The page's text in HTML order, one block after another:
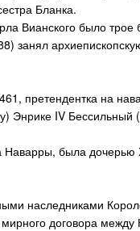
Бланка.
Вианского было
занял
претендентка на
Энрике IV
была дочерью
наследниками
договора